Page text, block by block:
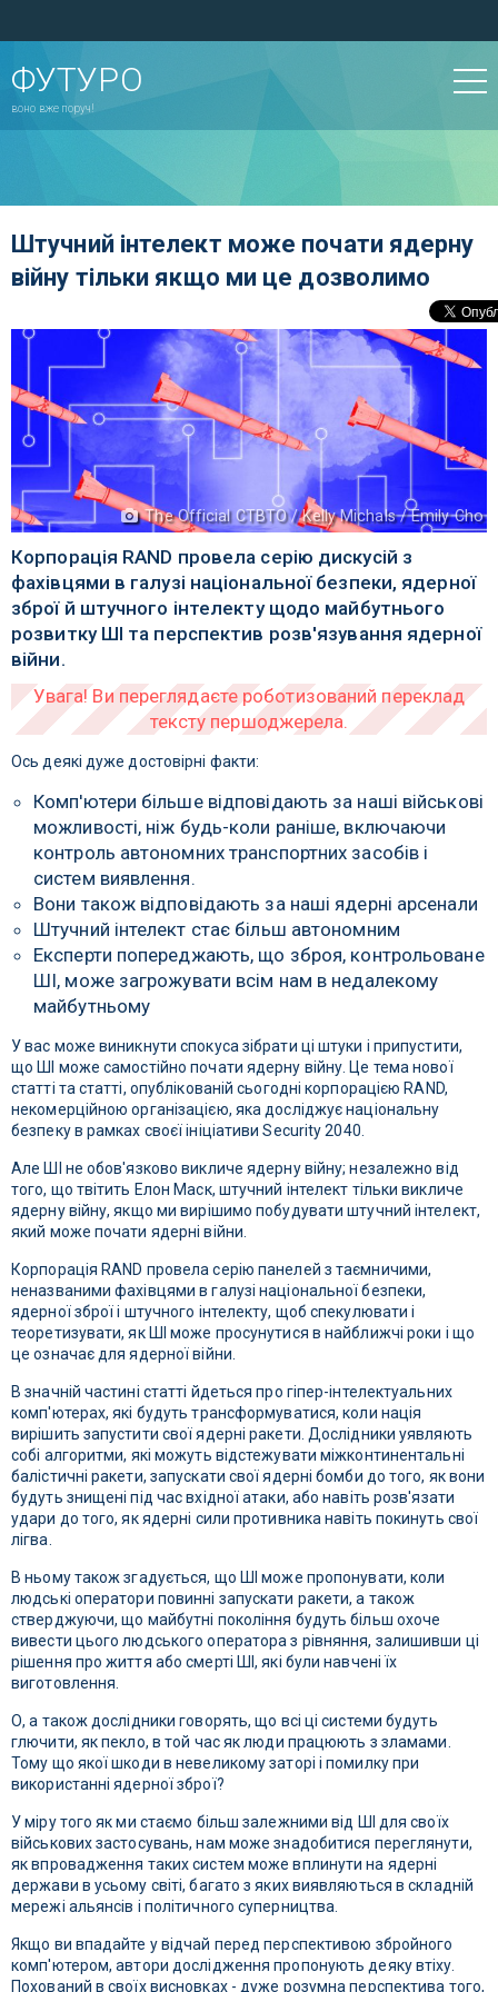
ФУТУРО
воно вже поруч!
Штучний інтелект може почати ядерну
війну тільки якщо ми це дозволимо
The Official CTBTO / Kelly Michals / Emily Cho
Корпорація RAND провела серію дискусій з
фахівцями в галузі національної безпеки, ядерної
зброї й штучного інтелекту щодо майбутнього
розвитку ШІ та перспектив розв'язування ядерної
війни.
Ось деякі дуже достовірні факти:
Комп'ютери більше відповідають за наші військові
можливості, ніж будь-коли раніше, включаючи
контроль автономних транспортних засобів і
систем виявлення.
Вони також відповідають за наші ядерні арсенали
Штучний інтелект стає більш автономним
Експерти попереджають, що зброя, контрольоване
ШІ, може загрожувати всім нам в недалекому
майбутньому
У вас може виникнути спокуса зібрати ці штуки і припустити,
що ШІ може самостійно почати ядерну війну. Це тема нової
статті та статті, опублікованій сьогодні корпорацією RAND,
некомерційною організацією, яка досліджує національну
безпеку в рамках своєї ініціативи Security 2040.
Але ШІ не обов'язково викличе ядерну війну; незалежно від
того, що твітить Елон Маск, штучний інтелект тільки викличе
ядерну війну, якщо ми вирішимо побудувати штучний інтелект,
який може почати ядерні війни.
Корпорація RAND провела серію панелей з таємничими,
неназваними фахівцями в галузі національної безпеки,
ядерної зброї і штучного інтелекту, щоб спекулювати і
теоретизувати, як ШІ може просунутися в найближчі роки і що
це означає для ядерної війни.
В значній частині статті йдеться про гіпер-інтелектуальних
комп'ютерах, які будуть трансформуватися, коли нація
вирішить запустити свої ядерні ракети. Дослідники уявляють
собі алгоритми, які можуть відстежувати міжконтинентальні
балістичні ракети, запускати свої ядерні бомби до того, як вони
будуть знищені під час вхідної атаки, або навіть розв'язати
удари до того, як ядерні сили противника навіть покинуть свої
лігва.
В ньому також згадується, що ШІ може пропонувати, коли
людські оператори повинні запускати ракети, а також
стверджуючи, що майбутні покоління будуть більш охоче
вивести цього людського оператора з рівняння, залишивши ці
рішення про життя або смерті ШІ, які були навчені їх
виготовлення.
О, а також дослідники говорять, що всі ці системи будуть
глючити, як пекло, в той час як люди працюють з зламами.
Тому що якої шкоди в невеликому заторі і помилку при
використанні ядерної зброї?
У міру того як ми стаємо більш залежними від ШІ для своїх
військових застосувань, нам може знадобитися переглянути,
як впровадження таких систем може вплинути на ядерні
держави в усьому світі, багато з яких виявляються в складній
мережі альянсів і політичного суперництва.
Якщо ви впадайте у відчай перед перспективою збройного
комп'ютером, автори дослідження пропонують деяку втіху.
Похований в своїх висновках - дуже розумна перспектива того,